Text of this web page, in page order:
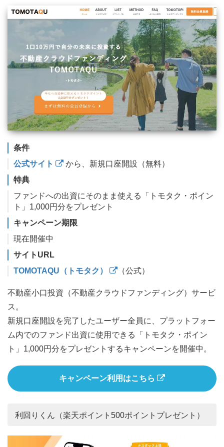
条件
公式サイト
から、新規口座開設（無料）
特典
ファンドへの出資にそのまま使える「トモタク・ポイン
ト」1,000円分をプレゼント
キャンペーン期限
現在開催中
サイトURL
TOMOTAQU（トモタク）
（公式）
不動産小口投資（不動産クラウドファンディング）サービ
ス。
新規口座開設を完了したユーザー全員に、プラットフォー
ム内でのファンド出資に使用できる「トモタク・ポイン
ト」1,000円分をプレゼントするキャンペーンを開催中。
キャンペーン利用はこちら
利回りくん（楽天ポイント500ポイントプレゼント）